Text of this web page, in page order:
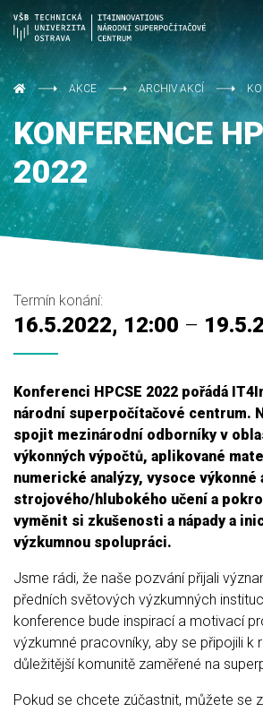
AKCE ARCHIV AKCÍ
KONFERENCE
2022
Termín konání:
16.5.2022, 12:00 –
Konferenci HPCSE 2022 pořádá
národní superpočítačové centrum.
spojit mezinárodní odborníky v
výkonných výpočtů, aplikované
numerické analýzy, vysoce výkonné
strojového/hlubokého učení a
vyměnit si zkušenosti a nápady a
výzkumnou spolupráci.
Jsme rádi, že naše pozvání přijali
předních světových výzkumných
konference bude inspirací a motivací
výzkumné pracovníky, aby se připojili k
důležitější komunitě zaměřené na
Pokud se chcete zúčastnit, můžete se